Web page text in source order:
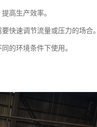
高生产效率。
快速调节流量或压力的场合。
的环境条件下使用。